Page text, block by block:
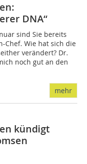
DNA“
sind Sie bereits
Chef. Wie hat sich die
verändert? Dr.
noch gut an den
mehr
kündigt